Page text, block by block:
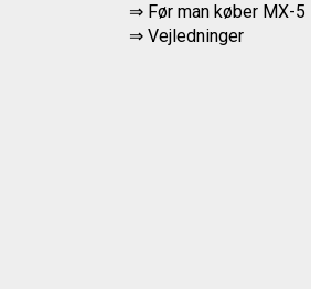
⇒ Før man køber MX-5
⇒ Vejledninger